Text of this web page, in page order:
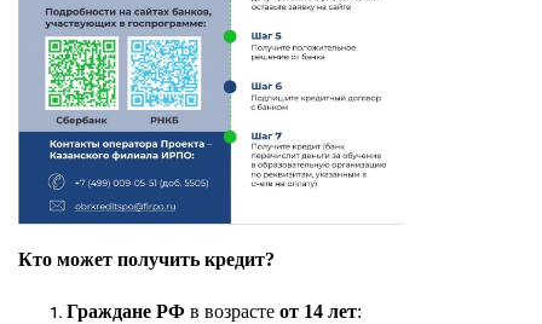
Кто может получить кредит?
Граждане РФ в возрасте от 14 лет: